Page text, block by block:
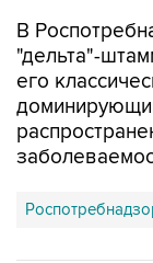
В
"дельта"-
его